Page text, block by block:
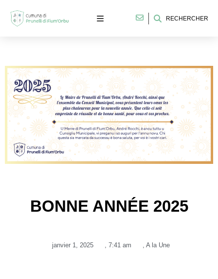
RECHERCHER
BONNE ANNÉE 2025
janvier 1, 2025 7:41 am A la Une